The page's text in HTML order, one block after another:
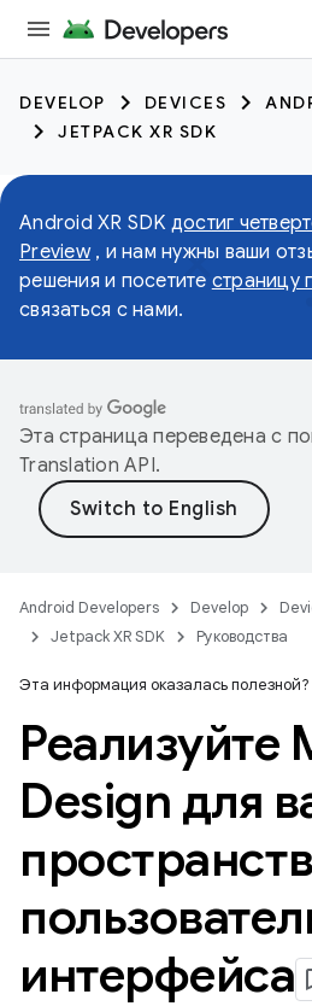
DEVELOP DEVICES
JETPACK XR SDK
Android XR SDK достиг
Preview, и нам нужны ваши
решения и посетите страницу
связаться с нами.
Эта страница переведена с
Translation API.
Android Developers Develop
Jetpack XR SDK
Руководства
Эта информация оказалась полезной?
Реализуйте
Design для
интерфейса